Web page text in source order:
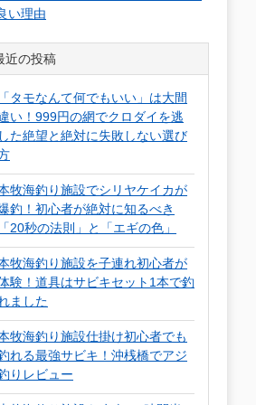
い理由
近の投稿
タモなんて何でもいい」は大間
い！999円の網でクロダイを逃
た絶望と絶対に失敗しない選び
牧海釣り施設でシリヤケイカが
釣！初心者が絶対に知るべき
20秒の法則」と「エギの色」
牧海釣り施設を子連れ初心者が
験！道具はサビキセット1本で釣
ました
牧海釣り施設仕掛け初心者でも
れる最強サビキ！沖桟橋でアジ
りレビュー